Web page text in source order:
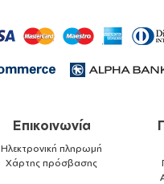
Επικοινωνία
Ηλεκτρονική πληρωμή
Χάρτης πρόσβασης